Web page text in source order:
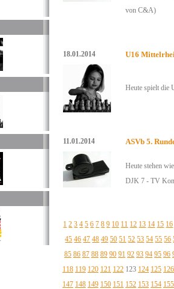
von C&A)
18.01.2014 U16
Heute spielt die
11.01.2014 ASVb 5.
Heute stehen
DJK 7 - TV
1 2 3 4 5 6 7 8 9 10 11 12 13 14 15 16
45 46 47 48 49 50 51 52 53 54 55 56
85 86 87 88 89 90 91 92 93 94 95 96
118 119 120 121 122 123 124 125 126
147 148 149 150 151 152 153 154 155